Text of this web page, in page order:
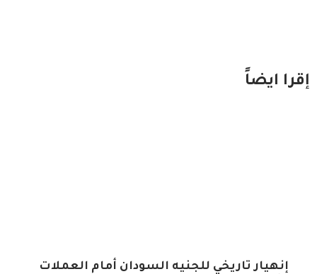
إقرا ايضاً
إنهيار تاريخي للجنيه السودان أمام العملات